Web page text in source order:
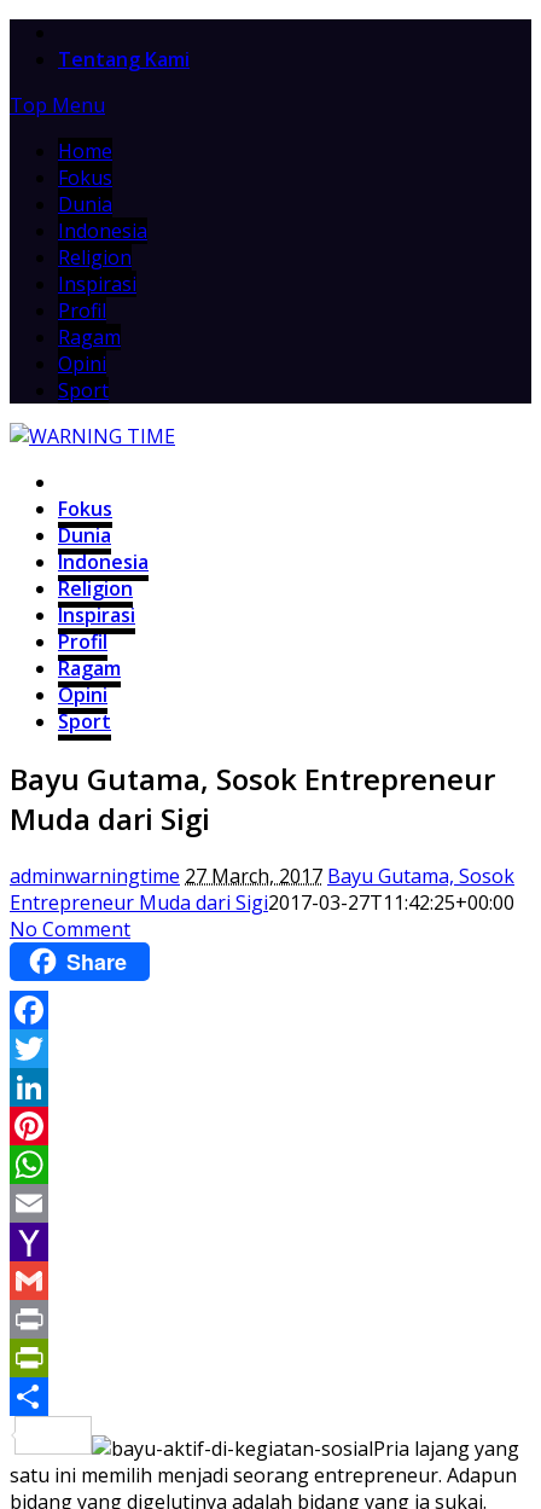
Tentang Kami
Top Menu
Home
Fokus
Dunia
Indonesia
Religion
Inspirasi
Profil
Ragam
Opini
Sport
Fokus
Dunia
Indonesia
Religion
Inspirasi
Profil
Ragam
Opini
Sport
Bayu Gutama, Sosok Entrepreneur
Muda dari Sigi
adminwarningtime 27 March, 2017 Bayu Gutama, Sosok
Entrepreneur Muda dari Sigi2017-03-27T11:42:25+00:00
No Comment
Share
Facebook
Twitter
LinkedIn
Pinterest
WhatsApp
Email
Yahoo
Mail
Gmail
Print
PrintFriendly
Share
Pria lajang yang
satu ini memilih menjadi seorang entrepreneur. Adapun
bidang yang digelutinya adalah bidang yang ia sukai.